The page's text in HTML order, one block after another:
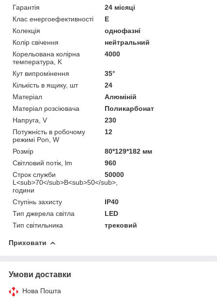
Гарантія
24 місяці
Клас енергоефективності
E
Колекція
однофазні
Колір свічення
нейтральний
Корельована колірна
температура, K
4000
Кут випромінення
35°
Кількість в ящику, шт
24
Матеріал
Алюміній
Матеріал розсіювача
Поликарбонат
Напруга, V
230
Потужність в робочому
режимі Pon, W
12
Розмір
80*129*182 мм
Світловий потік, lm
960
Строк служби
L<sub>70</sub>B<sub>50</sub>,
години
50000
Ступінь захисту
IP40
Тип джерела світла
LED
Тип світильника
трековий
Приховати
Умови доставки
Нова Пошта